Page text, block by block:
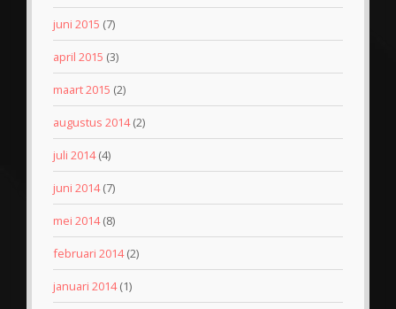
juni 2015 (7)
april 2015 (3)
maart 2015 (2)
augustus 2014(2)
juli 2014(4)
juni 2014(7)
mei 2014(8)
februari 2014(2)
januari 2014(1)